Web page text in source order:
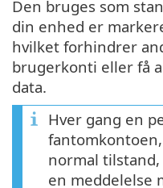
Den bruges som
din enhed er
hvilket forhindrer
brugerkonti eller få
data.
Hver gang en
normal
en meddelelse